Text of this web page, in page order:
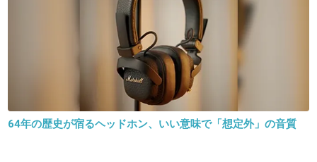
テーマ曲も？必要ないよね。
+297
23. 匿名
結婚直前にライブとベスト盤をだしてファンか
64年の歴史が宿るヘッドホン、いい意味で「想定外」の音質